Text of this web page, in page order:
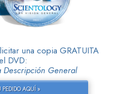
una copia GRATUITA
DVD:
Descripción General
AQUÍ »